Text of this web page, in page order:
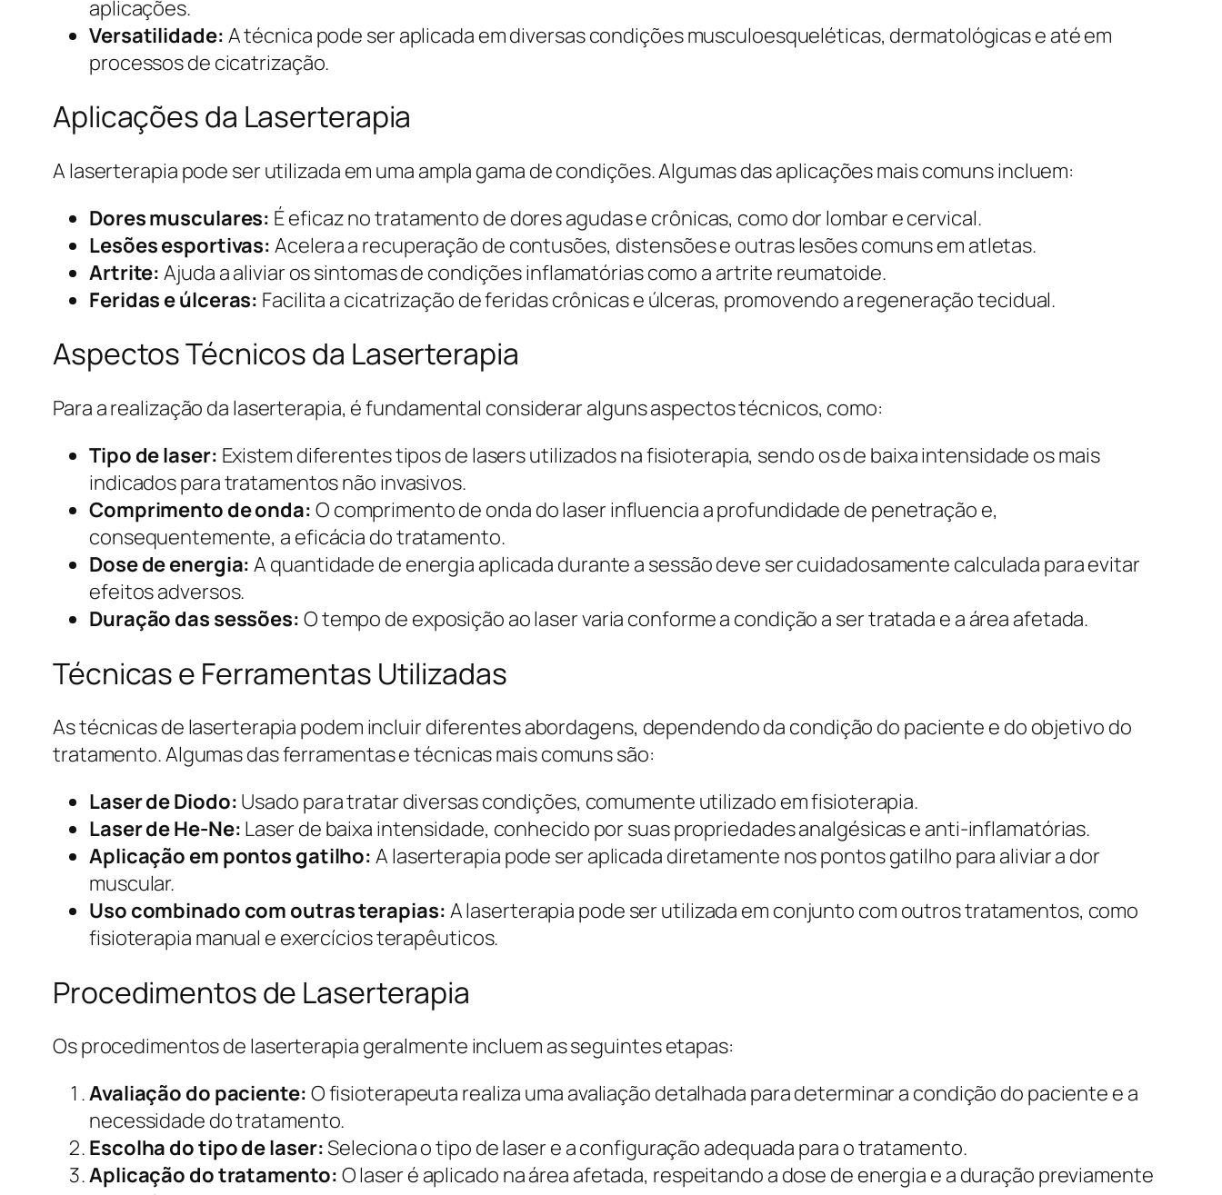
aplicações.
Versatilidade: A técnica pode ser aplicada em diversas condições musculoesqueléticas, dermatológicas e até em
processos de cicatrização.
Aplicações da Laserterapia
A laserterapia pode ser utilizada em uma ampla gama de condições. Algumas das aplicações mais comuns incluem:
Dores musculares: É eficaz no tratamento de dores agudas e crônicas, como dor lombar e cervical.
Lesões esportivas: Acelera a recuperação de contusões, distensões e outras lesões comuns em atletas.
Artrite: Ajuda a aliviar os sintomas de condições inflamatórias como a artrite reumatoide.
Feridas e úlceras: Facilita a cicatrização de feridas crônicas e úlceras, promovendo a regeneração tecidual.
Aspectos Técnicos da Laserterapia
Para a realização da laserterapia, é fundamental considerar alguns aspectos técnicos, como:
Tipo de laser: Existem diferentes tipos de lasers utilizados na fisioterapia, sendo os de baixa intensidade os mais
indicados para tratamentos não invasivos.
Comprimento de onda: O comprimento de onda do laser influencia a profundidade de penetração e,
consequentemente, a eficácia do tratamento.
Dose de energia: A quantidade de energia aplicada durante a sessão deve ser cuidadosamente calculada para evitar
efeitos adversos.
Duração das sessões: O tempo de exposição ao laser varia conforme a condição a ser tratada e a área afetada.
Técnicas e Ferramentas Utilizadas
As técnicas de laserterapia podem incluir diferentes abordagens, dependendo da condição do paciente e do objetivo do
tratamento. Algumas das ferramentas e técnicas mais comuns são:
Laser de Diodo: Usado para tratar diversas condições, comumente utilizado em fisioterapia.
Laser de He-Ne: Laser de baixa intensidade, conhecido por suas propriedades analgésicas e anti-inflamatórias.
Aplicação em pontos gatilho: A laserterapia pode ser aplicada diretamente nos pontos gatilho para aliviar a dor
muscular.
Uso combinado com outras terapias: A laserterapia pode ser utilizada em conjunto com outros tratamentos, como
fisioterapia manual e exercícios terapêuticos.
Procedimentos de Laserterapia
Os procedimentos de laserterapia geralmente incluem as seguintes etapas:
Avaliação do paciente: O fisioterapeuta realiza uma avaliação detalhada para determinar a condição do paciente e a
necessidade do tratamento.
Escolha do tipo de laser:Seleciona o tipo de laser e a configuração adequada para o tratamento.
Aplicação do tratamento: O laser é aplicado na área afetada, respeitando a dose de energia e a duração previamente